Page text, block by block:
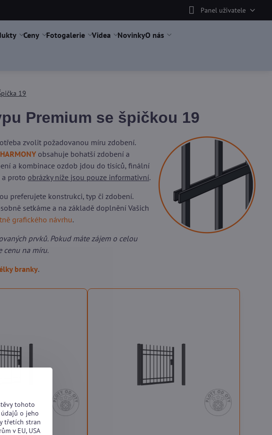
Panel uživatele
Ceny Fotogalerie Videa NovinkyO nás
19
Premium se špičkou 19
zvolit požadovanou míru zdobení.
obsahuje bohatší zdobení a
a kombinace ozdob jdou do tisíců, finální
proto obrázky níže jsou pouze informativní.
preferujete konstrukci, typ či zdobení.
setkáme a na základě doplnění Vašich
grafického návrhu.
prvků. Pokud máte zájem o celou
cenu na míru.
branky.
tohoto
o jeho
třetích stran
v EU, USA